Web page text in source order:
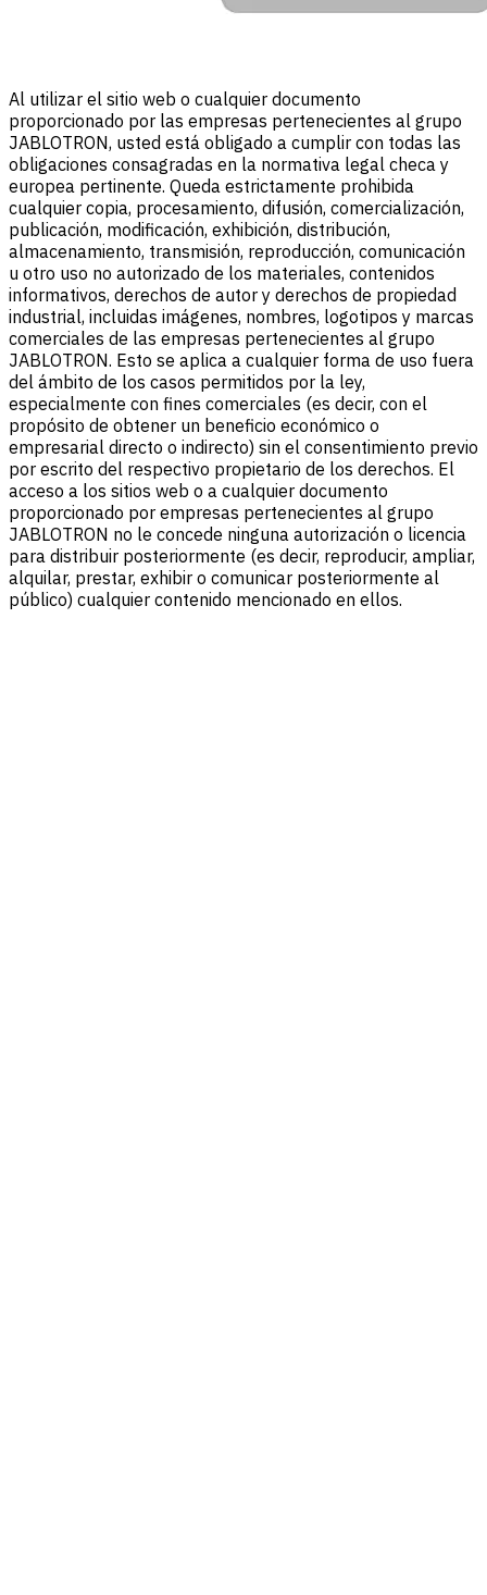
Al utilizar el sitio web o cualquier documento
proporcionado por las empresas pertenecientes al grupo
JABLOTRON, usted está obligado a cumplir con todas las
obligaciones consagradas en la normativa legal checa y
europea pertinente. Queda estrictamente prohibida
cualquier copia, procesamiento, difusión, comercialización,
publicación, modificación, exhibición, distribución,
almacenamiento, transmisión, reproducción, comunicación
u otro uso no autorizado de los materiales, contenidos
informativos, derechos de autor y derechos de propiedad
industrial, incluidas imágenes, nombres, logotipos y marcas
comerciales de las empresas pertenecientes al grupo
JABLOTRON. Esto se aplica a cualquier forma de uso fuera
del ámbito de los casos permitidos por la ley,
especialmente con fines comerciales (es decir, con el
propósito de obtener un beneficio económico o
empresarial directo o indirecto) sin el consentimiento previo
por escrito del respectivo propietario de los derechos. El
acceso a los sitios web o a cualquier documento
proporcionado por empresas pertenecientes al grupo
JABLOTRON no le concede ninguna autorización o licencia
para distribuir posteriormente (es decir, reproducir, ampliar,
alquilar, prestar, exhibir o comunicar posteriormente al
público) cualquier contenido mencionado en ellos.